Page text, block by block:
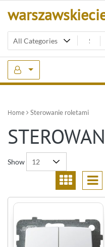
Home Sterowanie roletami
Show